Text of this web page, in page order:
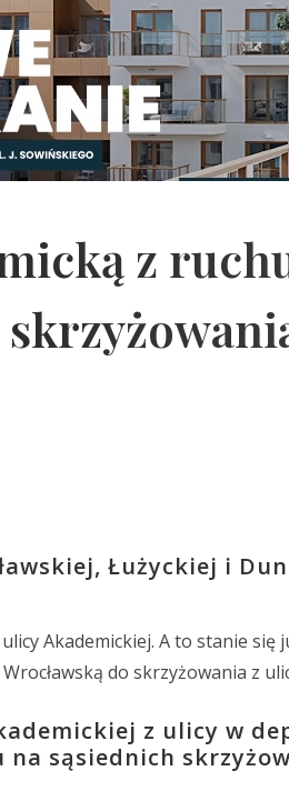
z
Łużyckiej i
Akademickiej. A to stanie
do skrzyżowania z
z ulicy w
sąsiednich